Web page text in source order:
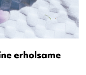
erholsame